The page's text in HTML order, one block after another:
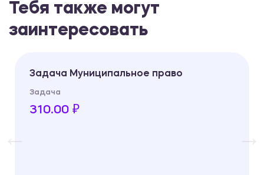
Тебя также могут
заинтересовать
Задача Муниципальное право
Задача
310.00 ₽